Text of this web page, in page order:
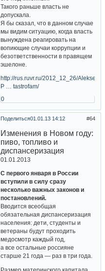
Такого раньше власть не
допускала.
Я бы сказал, что в данном случае
мы видим ситуацию, когда власть
вынуждена реагировать на
вопиющие случаи коррупции и
безответственности в правящем
эшелоне.
http://rus.ruvr.ru/2012_12_26/Aleksej-
P … tastrofam/
0
Поделиться 64
01.01.13 14:12
Изменения в Новом году:
пиво, топливо и
диспансеризация
01.01.2013
С первого января в России
вступили в силу сразу
несколько важных законов и
постановлений.
Вводится всеобщая
обязательная диспансеризация
населения: дети, студенты и
ветераны будут проходить
медосмотр каждый год,
а все остальные россияне
старше 21 года — раз в три года.